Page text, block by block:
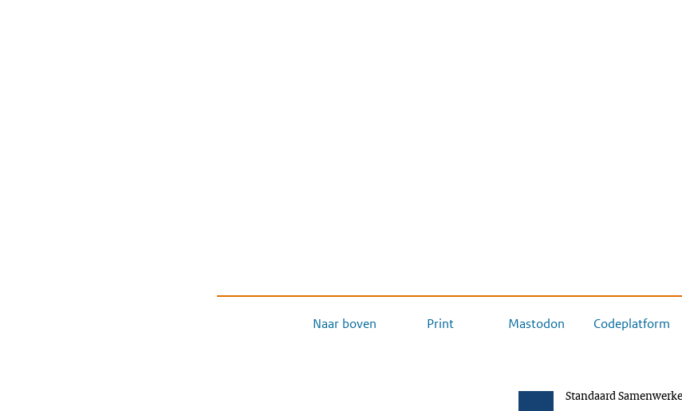
Naar boven Print Mastodon Codeplatform
Standaard